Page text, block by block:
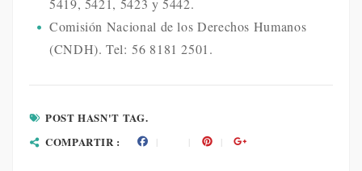
Comisión Nacional de los Derechos Humanos
(CNDH). Tel: 56 8181 2501.
POST HASN'T TAG.
COMPARTIR :